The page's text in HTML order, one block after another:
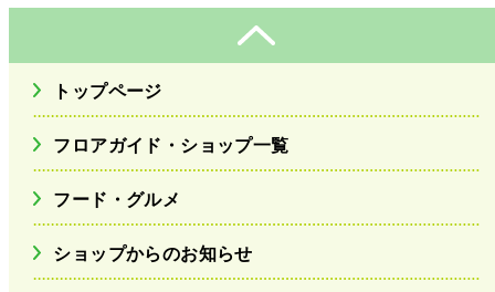
トップページ
フロアガイド・ショップ一覧
フード・グルメ
ショップからのお知らせ